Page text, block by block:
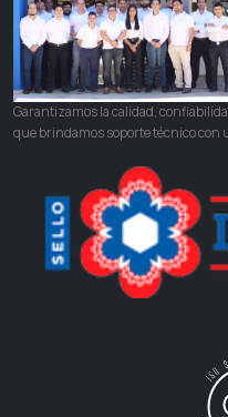
Garantizamos la calidad,
que brindamos soporte técnico con